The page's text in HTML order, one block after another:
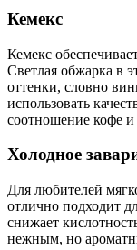
Кемекс
Кемекс
Светлая обжарка в
оттенки, словно
использовать
соотношение кофе
Холодное
Для любителей
отлично подходит
снижает
нежным, но